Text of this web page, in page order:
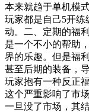
本来就趋于单机模
玩家都是自己5开
动。二、定期的福
是一个不小的帮助
界的乐趣。但是福
甚至后期的装备，
玩家抱有一种反正
这个严重影响了市
一旦没了市场，其